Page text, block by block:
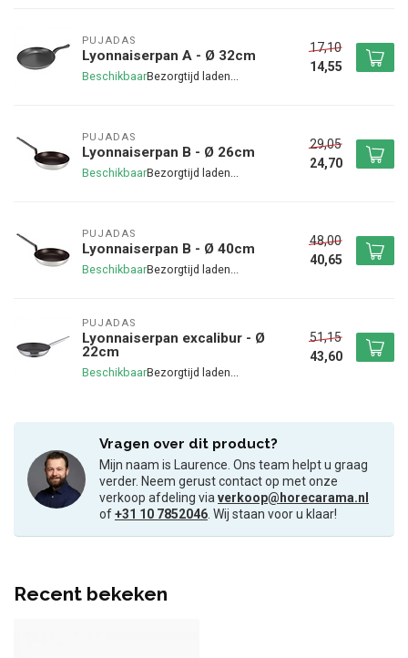
PUJADAS
Lyonnaiserpan A - Ø 32cm
Beschikbaar
17,10
14,55
PUJADAS
Lyonnaiserpan B - Ø 26cm
Beschikbaar
29,05
24,70
PUJADAS
Lyonnaiserpan B - Ø 40cm
Beschikbaar
48,00
40,65
PUJADAS
Lyonnaiserpan excalibur - Ø
22cm
Beschikbaar
51,15
43,60
Vragen over dit product?
Mijn naam is Laurence. Ons team helpt u graag
verder. Neem gerust contact op met onze
verkoop afdeling viaverkoop@horecarama.nl
of+31 10 7852046. Wij staan voor u klaar!
Recent bekeken